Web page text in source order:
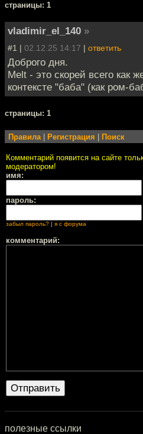
cтраницы: 1
vladimir_el_140 »
#1 | 02.12.25 14:17 | ответить
Доброго дня.
Melt - это скорей всего как
контексте "баба" (как ром-
cтраницы: 1
Правила| Регистрация Поиск
Комментарий появится на сайте
модератором!
имя:
пароль:
забыл пароль? я с форума
комментарий:
полезные ссылки